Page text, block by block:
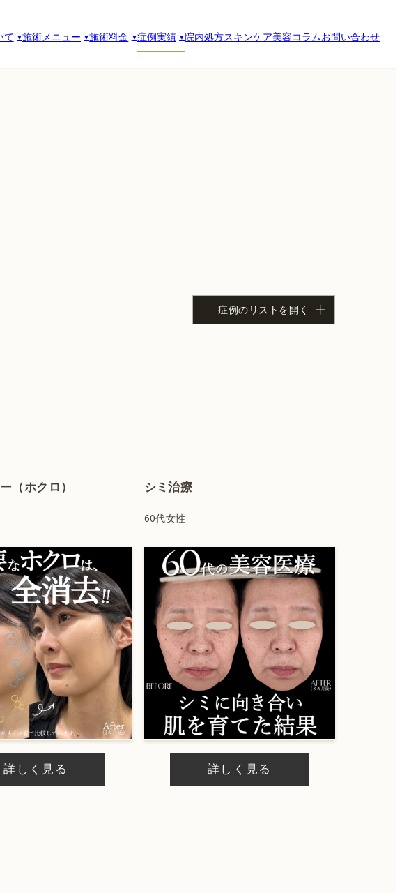
て 施術メニュー 施術料金 症例実績 院内処方スキンケア美容コラムお問い合わせ
症例のリストを開く
ハイフ
糸リフト
ケアシス
内服
（ホクロ）
詳しく見る
シミ治療
60代女性
詳しく見る